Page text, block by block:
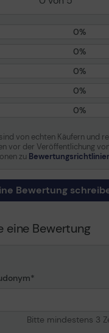
Netzteil -
Europa
130 Watt
1 x
Precision
0%
0%
0%
0%
0%
von echten Käufern und
vor der Veröffentlichung
zu
Bewertung
eine Bewertung
Bitte mindestens 3